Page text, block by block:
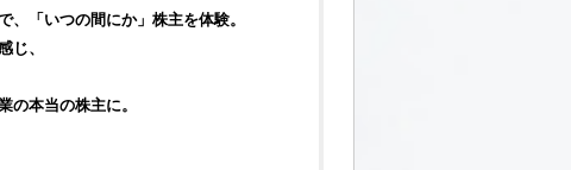
、「いつの間にか」 株主を体験。
じ、
の本当の株主に。